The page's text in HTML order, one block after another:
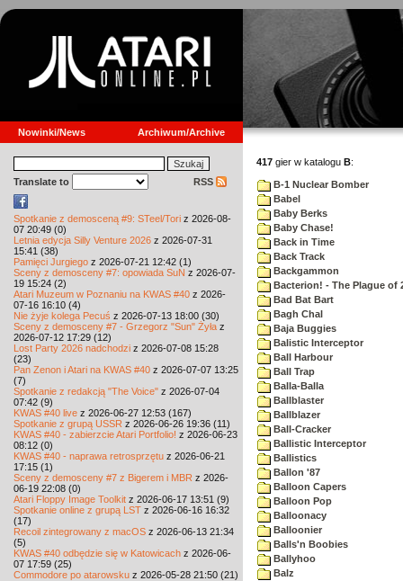
Nowinki/News Archiwum/Archive
Translate to RSS
Spotkanie z demosceną #9: STeel/Tori z 2026-08-
07 20:49 (0)
Letnia edycja Silly Venture 2026 z 2026-07-31
15:41 (38)
Pamięci Jurgiego z 2026-07-21 12:42 (1)
Sceny z demosceny #7: opowiada SuN z 2026-07-
19 15:24 (2)
Atari Muzeum w Poznaniu na KWAS #40 z 2026-
07-16 16:10 (4)
Nie żyje kolega Pecuś z 2026-07-13 18:00 (30)
Sceny z demosceny #7 - Grzegorz "Sun" Żyła z
2026-07-12 17:29 (12)
Lost Party 2026 nadchodzi z 2026-07-08 15:28
(23)
Pan Zenon i Atari na KWAS #40 z 2026-07-07 13:25
(7)
Spotkanie z redakcją "The Voice" z 2026-07-04
07:42 (9)
KWAS #40 live z 2026-06-27 12:53 (167)
Spotkanie z grupą USSR z 2026-06-26 19:36 (11)
KWAS #40 - zabierzcie Atari Portfolio! z 2026-06-23
08:12 (0)
KWAS #40 - naprawa retrosprzętu z 2026-06-21
17:15 (1)
Sceny z demosceny #7 z Bigerem i MBR z 2026-
06-19 22:08 (0)
Atari Floppy Image Toolkit z 2026-06-17 13:51 (9)
Spotkanie online z grupą LST z 2026-06-16 16:32
(17)
Recoil zintegrowany z macOS z 2026-06-13 21:34
(5)
KWAS #40 odbędzie się w Katowicach z 2026-06-
07 17:59 (25)
Commodore po atarowsku z 2026-05-28 21:50 (21)
417 gier w katalogu B:
B-1 Nuclear Bomber
Babel
Baby Berks
Baby Chase!
Back in Time
Back Track
Backgammon
Bacterion! - The Plague of
Bad Bat Bart
Bagh Chal
Baja Buggies
Balistic Interceptor
Ball Harbour
Ball Trap
Balla-Balla
Ballblaster
Ballblazer
Ball-Cracker
Ballistic Interceptor
Ballistics
Ballon '87
Balloon Capers
Balloon Pop
Balloonacy
Balloonier
Balls'n Boobies
Ballyhoo
Balz